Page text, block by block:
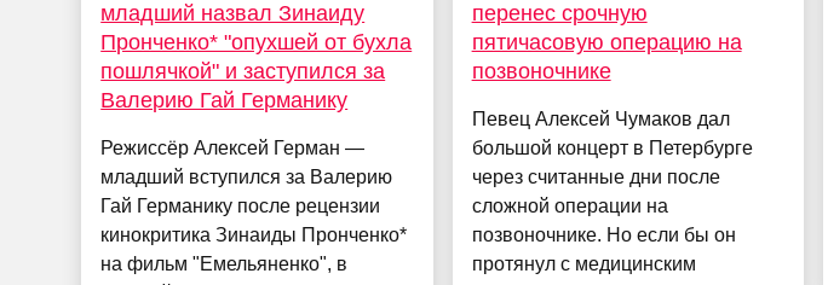
младший назвал Зинаиду
Пронченко* "опухшей от бухла
пошлячкой" и заступился за
Валерию Гай Германику
Режиссёр Алексей Герман —
младший вступился за Валерию
Гай Германику после рецензии
кинокритика Зинаиды Пронченко*
на фильм "Емельяненко", в
перенес срочную
пятичасовую операцию на
позвоночнике
Певец Алексей Чумаков дал
большой концерт в Петербурге
через считанные дни после
сложной операции на
позвоночнике. Но если бы он
протянул с медицинским